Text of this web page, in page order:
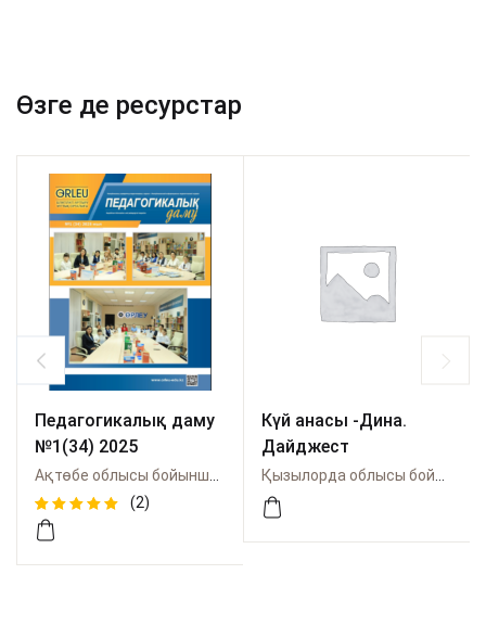
Өзге де ресурстар
Педагогикалық даму
№1(34) 2025
Rated
of 5
2
(2)
Күй анасы -Дина.
Дайджест